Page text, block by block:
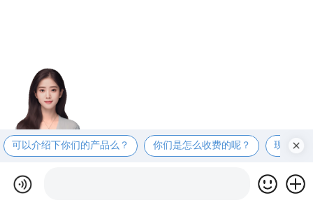
可以介绍下你们的产品么？ 你们是怎么收费的呢？ 现在有